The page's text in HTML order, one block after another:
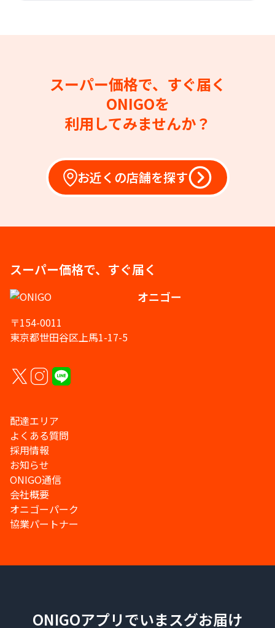
スーパー価格で、すぐ届く
ONIGOを
利用してみませんか？
お近くの店舗を探す
スーパー価格で、すぐ届く
オニゴー
〒154-0011
東京都世田谷区上馬1-17-5
配達エリア
よくある質問
採用情報
お知らせ
ONIGO通信
会社概要
オニゴーパーク
協業パートナー
ONIGOアプリでいまスグお届け